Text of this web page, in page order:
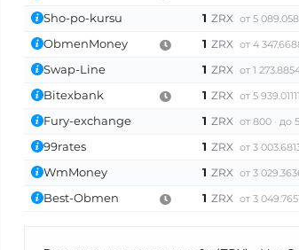
Sho-po-kursu
1 ZRX от 5
ObmenMoney
1 ZRX от 4
Swap-Line
1 ZRX от 1
Bitexbank
1 ZRX от 5 939.01111
Fury-exchange
1 ZRX от 800 до
99rates
1 ZRX от 3
WmMoney
1 ZRX от 3
Best-Obmen
1 ZRX от 3